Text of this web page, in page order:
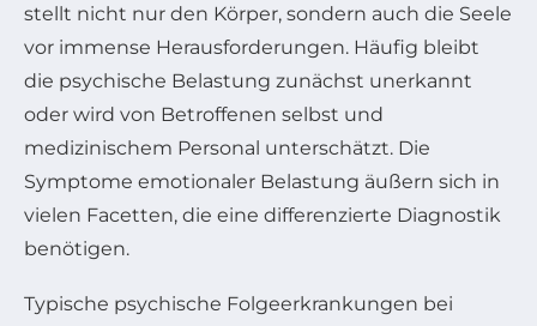
stellt nicht nur den Körper, sondern auch die Seele
vor immense Herausforderungen. Häufig bleibt
die psychische Belastung zunächst unerkannt
oder wird von Betroffenen selbst und
medizinischem Personal unterschätzt. Die
Symptome emotionaler Belastung äußern sich in
vielen Facetten, die eine differenzierte Diagnostik
benötigen.
Typische psychische Folgeerkrankungen bei